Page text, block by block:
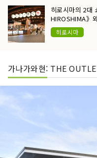
히로시마의 2대
HIROSHIMA》
밀을 파헤치다
히로시마
가나가와현: THE